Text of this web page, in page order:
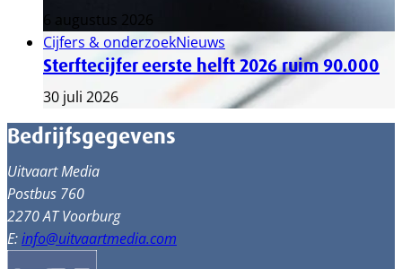
6 augustus 2026
Cijfers & onderzoekNieuws
Sterftecijfer eerste helft 2026 ruim 90.000
30 juli 2026
Bedrijfsgegevens
Uitvaart Media
Postbus 760
2270 AT Voorburg
E:info@uitvaartmedia.com